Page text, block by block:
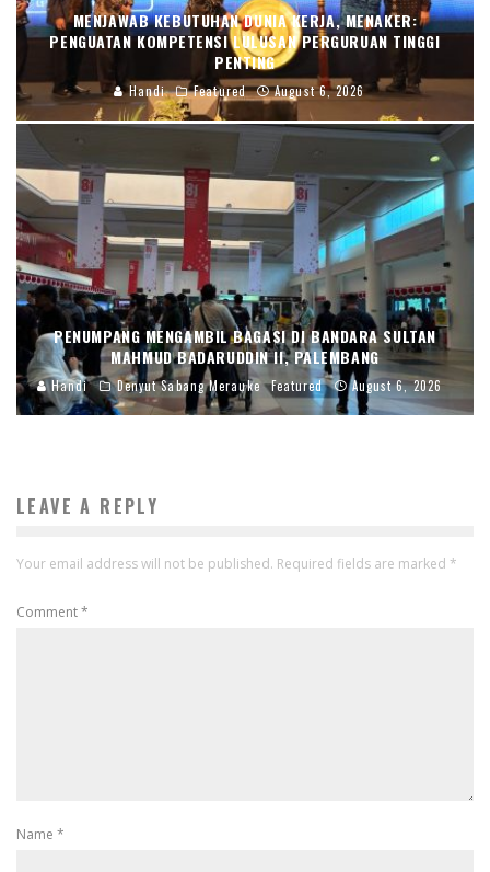
MENJAWAB KEBUTUHAN DUNIA KERJA, MENAKER:
PENGUATAN KOMPETENSI LULUSAN PERGURUAN TINGGI
PENTING
Handi Featured August 6, 2026
PENUMPANG MENGAMBIL BAGASI DI BANDARA SULTAN
MAHMUD BADARUDDIN II, PALEMBANG
Handi Denyut Sabang Merauke Featured August 6, 2026
LEAVE A REPLY
Your email address will not be published. Required fields are marked *
Comment*
Name *